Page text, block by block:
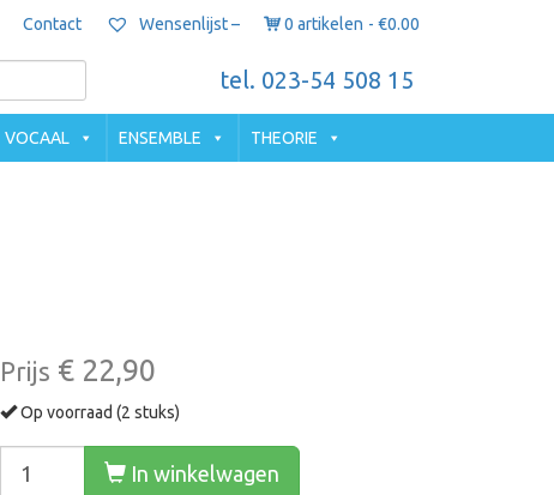
Contact Wensenlijst – 0 artikelen €0.00
tel. 023-54 508 15
VOCAAL ENSEMBLE THEORIE
Prijs € 22,90
Op voorraad (2 stuks)
In winkelwagen